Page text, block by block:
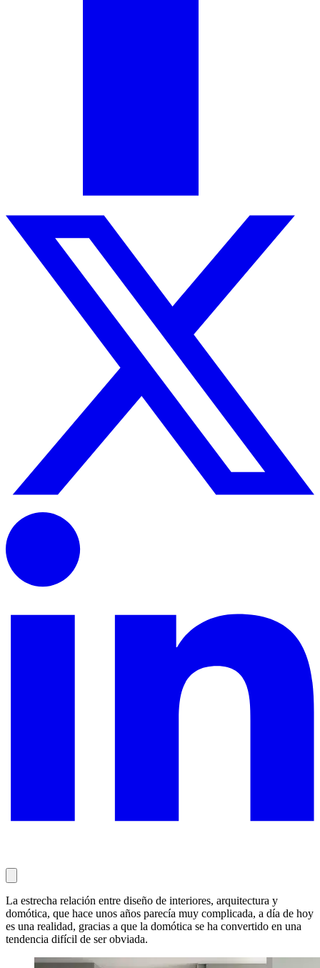
La estrecha relación entre diseño de interiores, arquitectura y
domótica, que hace unos años parecía muy complicada, a día de hoy
es una realidad, gracias a que la domótica se ha convertido en una
tendencia difícil de ser obviada.